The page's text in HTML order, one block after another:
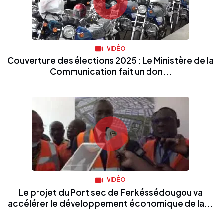
VIDÉO
Couverture des élections 2025 : Le Ministère de la
Communication fait un don...
VIDÉO
Le projet du Port sec de Ferkéssédougou va
accélérer le développement économique de la...